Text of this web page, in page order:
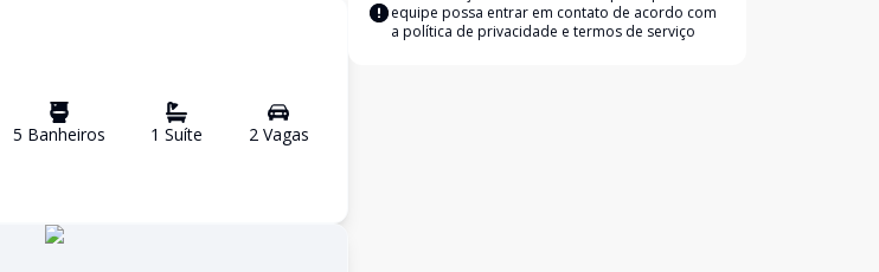
5 Banheiros 1 Suíte 2Vagas
equipe possa entrar em contato de acordo com
a política de privacidade e termos de serviço